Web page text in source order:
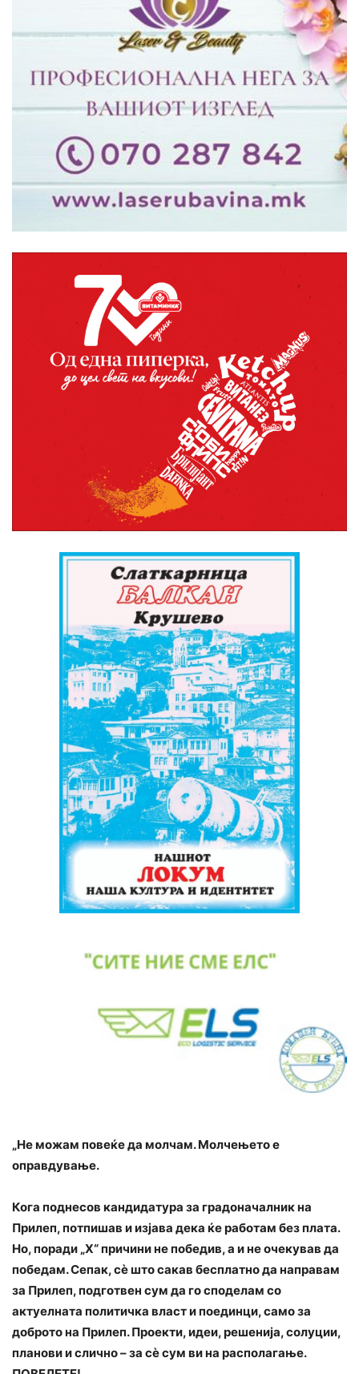
„Не можам повеќе да молчам. Молчењето е
оправдување.
Кога поднесов кандидатура за градоначалник на
Прилеп, потпишав и изјава дека ќе работам без плата.
Но, поради „Х“ причини не победив, а и не очекував да
победам. Сепак, сè што сакав бесплатно да направам
за Прилеп, подготвен сум да го споделам со
актуелната политичка власт и поединци, само за
доброто на Прилеп. Проекти, идеи, решенија, солуции,
планови и слично – за сè сум ви на располагање.